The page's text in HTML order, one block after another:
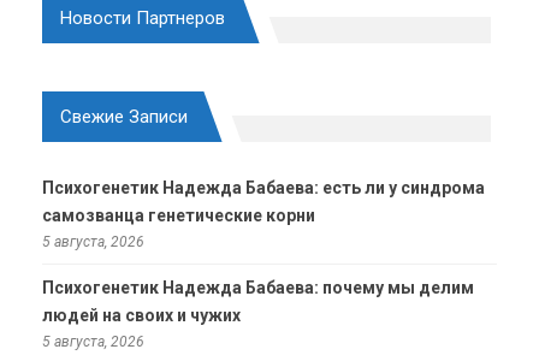
Новости Партнеров
Свежие Записи
Психогенетик Надежда Бабаева: есть ли у синдрома
самозванца генетические корни
5 августа, 2026
Психогенетик Надежда Бабаева: почему мы делим
людей на своих и чужих
5 августа, 2026